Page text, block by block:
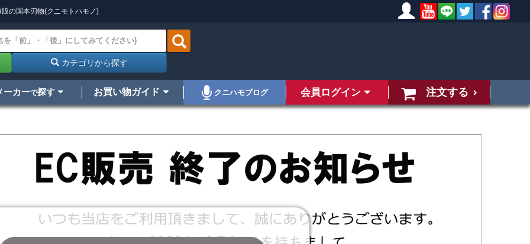
の国本刃物(クニモトハモノ)
カテゴリから探す
ーカーで探す お買い物ガイド クニハモブログ 会員ログイン 注文する